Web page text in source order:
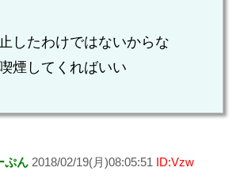
したわけではないからな
煙してくればいい
ぷん 2018/02/19(月)08:05:51 ID:Vzw